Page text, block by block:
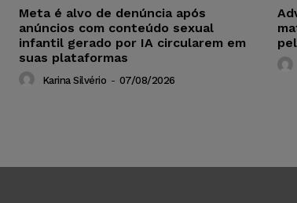
Meta é alvo de denúncia após
anúncios com conteúdo sexual
infantil gerado por IA circularem em
suas plataformas
Karina Silvério - 07/08/2026